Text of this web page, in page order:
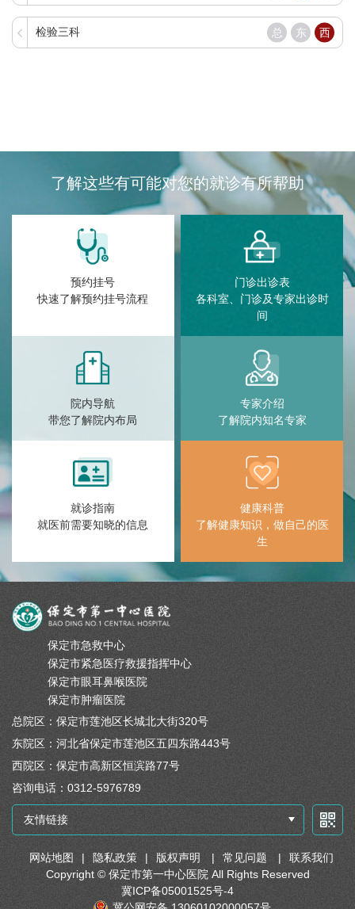
检验三科 总 东 西
了解这些有可能对您的就诊有所帮助
预约挂号
快速了解预约挂号流程
门诊出诊表
各科室、门诊及专家出诊时
间
院内导航
带您了解院内布局
专家介绍
了解院内知名专家
就诊指南
就医前需要知晓的信息
健康科普
了解健康知识，做自己的医
生
保定市急救中心
保定市紧急医疗救援指挥中心
保定市眼耳鼻喉医院
保定市肿瘤医院
总院区：保定市莲池区长城北大街320号
东院区：河北省保定市莲池区五四东路443号
西院区：保定市高新区恒滨路77号
咨询电话：0312-5976789
友情链接
网站地图 | 隐私政策 | 版权声明 | 常见问题 |
联系我们
Copyright © 保定市第一中心医院 All Rights Reserved
冀ICP备05001525号-4